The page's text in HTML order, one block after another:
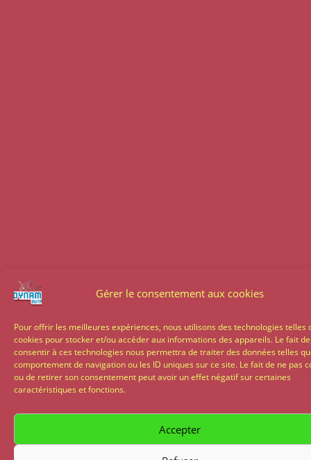
Gérer le consentement aux cookies
Pour offrir les meilleures expériences, nous utilisons des technologies telles
cookies pour stocker et/ou accéder aux informations des appareils. Le fait de
consentir à ces technologies nous permettra de traiter des données telles
comportement de navigation ou les ID uniques sur ce site. Le fait de ne pas
ou de retirer son consentement peut avoir un effet négatif sur certaines
caractéristiques et fonctions.
Accepter